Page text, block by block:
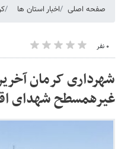
صفحه اصلی اخبار استان ها
۰ نفر
شهرداری کرمان
غیرهمسطح شهدای